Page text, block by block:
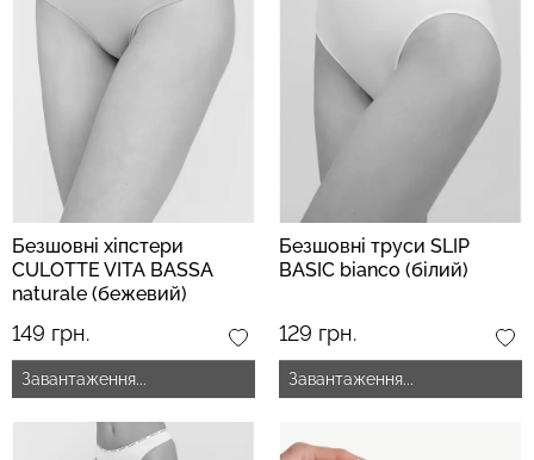
Безшовні хіпстери
CULOTTE VITA BASSA
naturale (бежевий)
149 грн.
Завантаження...
Безшовні труси SLIP
BASIC bianco (білий)
129 грн.
Завантаження...